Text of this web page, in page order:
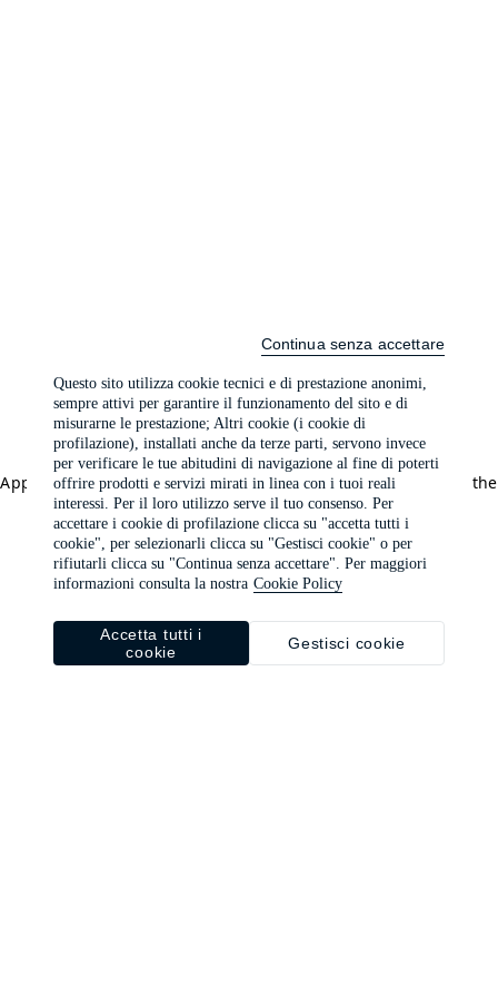
Application error: a client-side exception has occurred (see the
browser console for more information).
Questo sito utilizza cookie tecnici e di prestazione anonimi,
sempre attivi per garantire il funzionamento del sito e di
misurarne le prestazione; Altri cookie (i cookie di
profilazione), installati anche da terze parti, servono invece
per verificare le tue abitudini di navigazione al fine di poterti
offrire prodotti e servizi mirati in linea con i tuoi reali
interessi. Per il loro utilizzo serve il tuo consenso. Per
accettare i cookie di profilazione clicca su "accetta tutti i
cookie", per selezionarli clicca su "Gestisci cookie" o per
rifiutarli clicca su "Continua senza accettare". Per maggiori
informazioni consulta la nostra Cookie Policy
Gestisci cookie
Accetta tutti i
cookie
Continua senza accettare